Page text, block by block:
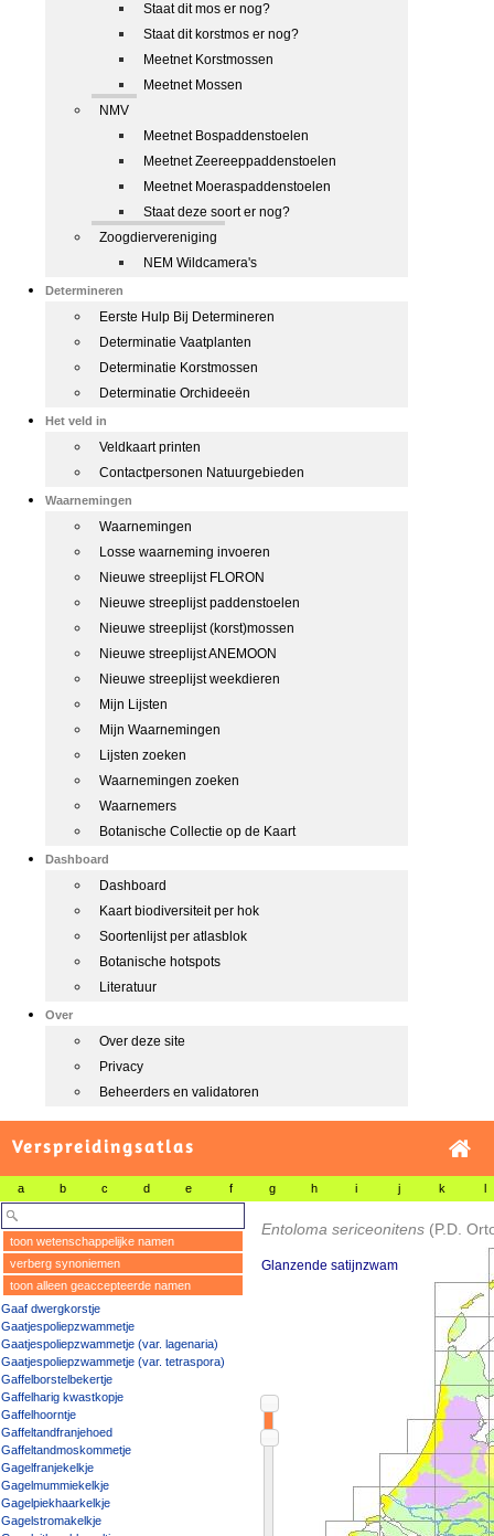
Staat dit mos er nog?
Staat dit korstmos er nog?
Meetnet Korstmossen
Meetnet Mossen
NMV
Meetnet Bospaddenstoelen
Meetnet Zeereeppaddenstoelen
Meetnet Moeraspaddenstoelen
Staat deze soort er nog?
Zoogdiervereniging
NEM Wildcamera's
Determineren
Eerste Hulp Bij Determineren
Determinatie Vaatplanten
Determinatie Korstmossen
Determinatie Orchideeën
Het veld in
Veldkaart printen
Contactpersonen Natuurgebieden
Waarnemingen
Waarnemingen
Losse waarneming invoeren
Nieuwe streeplijst FLORON
Nieuwe streeplijst paddenstoelen
Nieuwe streeplijst (korst)mossen
Nieuwe streeplijst ANEMOON
Nieuwe streeplijst weekdieren
Mijn Lijsten
Mijn Waarnemingen
Lijsten zoeken
Waarnemingen zoeken
Waarnemers
Botanische Collectie op de Kaart
Dashboard
Dashboard
Kaart biodiversiteit per hok
Soortenlijst per atlasblok
Botanische hotspots
Literatuur
Over
Over deze site
Privacy
Beheerders en validatoren
Verspreidingsatlas
a b c d e f g h i j k l
toon wetenschappelijke namen
verberg synoniemen
toon alleen geaccepteerde namen
Gaaf dwergkorstje
Gaatjespoliepzwammetje
Gaatjespoliepzwammetje (var. lagenaria)
Gaatjespoliepzwammetje (var. tetraspora)
Gaffelborstelbekertje
Gaffelharig kwastkopje
Gaffelhoorntje
Gaffeltandfranjehoed
Gaffeltandmoskommetje
Gagelfranjekelkje
Gagelmummiekelkje
Gagelpiekhaarkelkje
Gagelstromakelkje
Entoloma sericeonitens (P.D.
Glanzende satijnzwam